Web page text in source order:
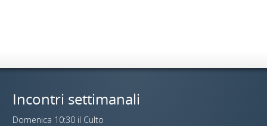
Incontri settimanali
Domenica 10:30 il Culto